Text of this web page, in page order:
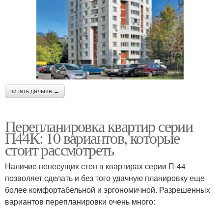
читать дальше →
Перепланировка квартир серии
П44К: 10 вариантов, которые
стоит рассмотреть
Наличие ненесущих стен в квартирах серии П-44
позволяет сделать и без того удачную планировку еще
более комфортабельной и эргономичной. Разрешенных
вариантов перепланировки очень много: